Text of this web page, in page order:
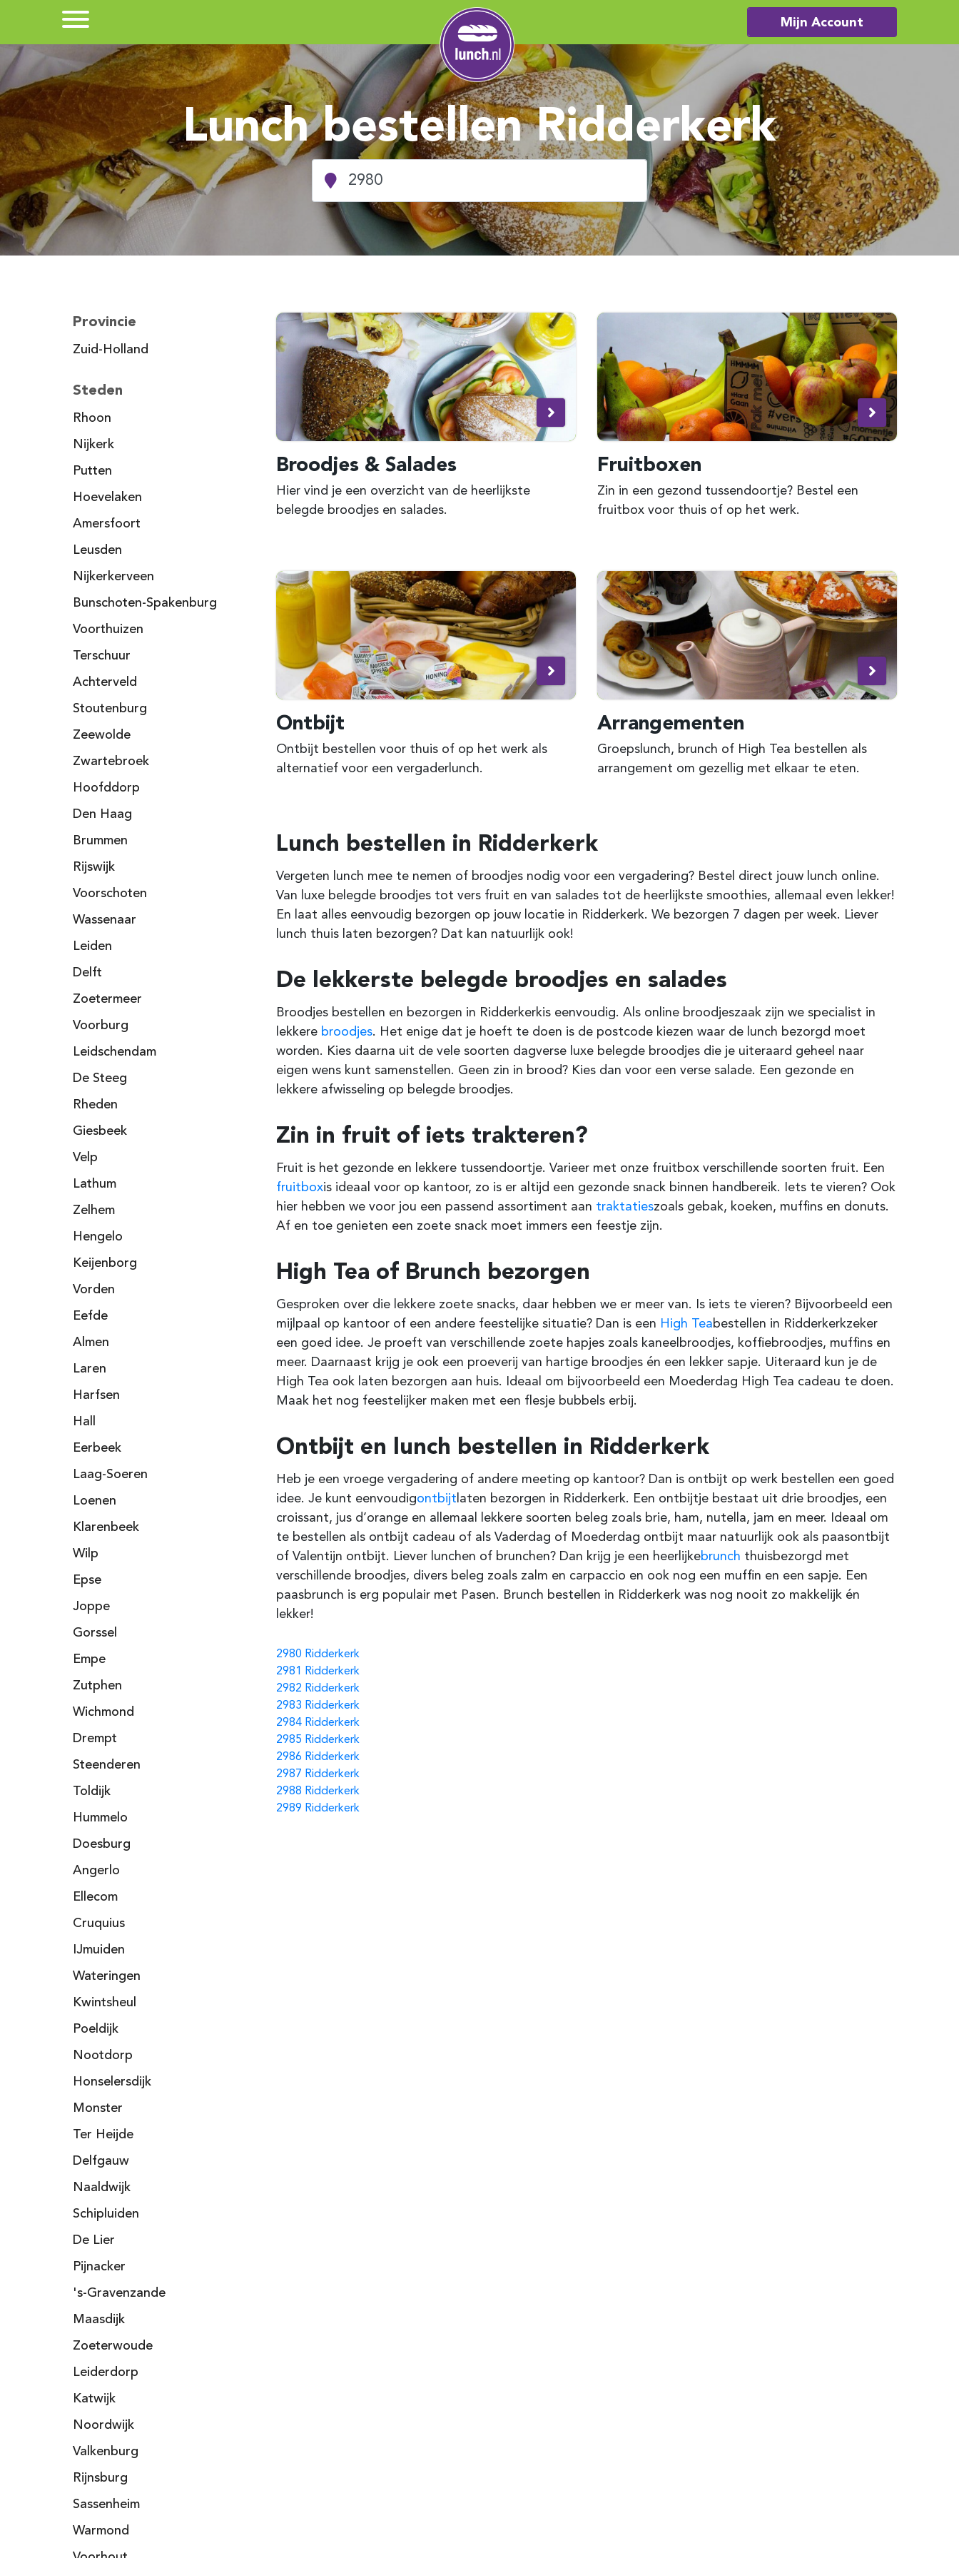
Mijn Account
Lunch bestellen Ridderkerk
Provincie
Zuid-Holland
Steden
Rhoon
Nijkerk
Putten
Hoevelaken
Amersfoort
Leusden
Nijkerkerveen
Bunschoten-Spakenburg
Voorthuizen
Terschuur
Achterveld
Stoutenburg
Zeewolde
Zwartebroek
Hoofddorp
Den Haag
Brummen
Rijswijk
Voorschoten
Wassenaar
Leiden
Delft
Zoetermeer
Voorburg
Leidschendam
De Steeg
Rheden
Giesbeek
Velp
Lathum
Zelhem
Hengelo
Keijenborg
Vorden
Eefde
Almen
Laren
Harfsen
Hall
Eerbeek
Laag-Soeren
Loenen
Klarenbeek
Wilp
Epse
Joppe
Gorssel
Empe
Zutphen
Wichmond
Drempt
Steenderen
Toldijk
Hummelo
Doesburg
Angerlo
Ellecom
Cruquius
IJmuiden
Wateringen
Kwintsheul
Poeldijk
Nootdorp
Honselersdijk
Monster
Ter Heijde
Delfgauw
Naaldwijk
Schipluiden
De Lier
Pijnacker
's-Gravenzande
Maasdijk
Zoeterwoude
Leiderdorp
Katwijk
Noordwijk
Valkenburg
Rijnsburg
Sassenheim
Warmond
Broodjes & Salades
Hier vind je een overzicht van de heerlijkste
belegde broodjes en salades.
Fruitboxen
Zin in een gezond tussendoortje? Bestel een
fruitbox voor thuis of op het werk.
Ontbijt
Ontbijt bestellen voor thuis of op het werk als
alternatief voor een vergaderlunch.
Arrangementen
Groepslunch, brunch of High Tea bestellen als
arrangement om gezellig met elkaar te eten.
Lunch bestellen in Ridderkerk
Vergeten lunch mee te nemen of broodjes nodig voor een vergadering? Bestel direct jouw lunch online.
Van luxe belegde broodjes tot vers fruit en van salades tot de heerlijkste smoothies, allemaal even lekker!
En laat alles eenvoudig bezorgen op jouw locatie in Ridderkerk. We bezorgen 7 dagen per week. Liever
lunch thuis laten bezorgen? Dat kan natuurlijk ook!
De lekkerste belegde broodjes en salades
Broodjes bestellen en bezorgen in Ridderkerkis eenvoudig. Als online broodjeszaak zijn we specialist in
lekkere broodjes. Het enige dat je hoeft te doen is de postcode kiezen waar de lunch bezorgd moet
worden. Kies daarna uit de vele soorten dagverse luxe belegde broodjes die je uiteraard geheel naar
eigen wens kunt samenstellen. Geen zin in brood? Kies dan voor een verse salade. Een gezonde en
lekkere afwisseling op belegde broodjes.
Zin in fruit of iets trakteren?
Fruit is het gezonde en lekkere tussendoortje. Varieer met onze fruitbox verschillende soorten fruit. Een
fruitboxis ideaal voor op kantoor, zo is er altijd een gezonde snack binnen handbereik. Iets te vieren? Ook
hier hebben we voor jou een passend assortiment aan traktatieszoals gebak, koeken, muffins en donuts.
Af en toe genieten een zoete snack moet immers een feestje zijn.
High Tea of Brunch bezorgen
Gesproken over die lekkere zoete snacks, daar hebben we er meer van. Is iets te vieren? Bijvoorbeeld een
mijlpaal op kantoor of een andere feestelijke situatie? Dan is een High Teabestellen in Ridderkerkzeker
een goed idee. Je proeft van verschillende zoete hapjes zoals kaneelbroodjes, koffiebroodjes, muffins en
meer. Daarnaast krijg je ook een proeverij van hartige broodjes én een lekker sapje. Uiteraard kun je de
High Tea ook laten bezorgen aan huis. Ideaal om bijvoorbeeld een Moederdag High Tea cadeau te doen.
Maak het nog feestelijker maken met een flesje bubbels erbij.
Ontbijt en lunch bestellen in Ridderkerk
Heb je een vroege vergadering of andere meeting op kantoor? Dan is ontbijt op werk bestellen een goed
idee. Je kunt eenvoudigontbijt laten bezorgen in Ridderkerk. Een ontbijtje bestaat uit drie broodjes, een
croissant, jus d’orange en allemaal lekkere soorten beleg zoals brie, ham, nutella, jam en meer. Ideaal om
te bestellen als ontbijt cadeau of als Vaderdag of Moederdag ontbijt maar natuurlijk ook als paasontbijt
of Valentijn ontbijt. Liever lunchen of brunchen? Dan krijg je een heerlijkebrunch thuisbezorgd met
verschillende broodjes, divers beleg zoals zalm en carpaccio en ook nog een muffin en een sapje. Een
paasbrunch is erg populair met Pasen. Brunch bestellen in Ridderkerk was nog nooit zo makkelijk én
lekker!
2980 Ridderkerk
2981 Ridderkerk
2982 Ridderkerk
2983 Ridderkerk
2984 Ridderkerk
2985 Ridderkerk
2986 Ridderkerk
2987 Ridderkerk
2988 Ridderkerk
2989 Ridderkerk